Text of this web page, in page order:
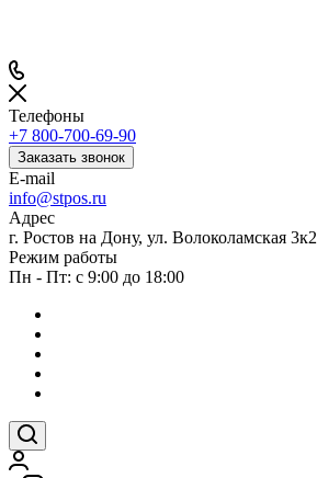
Телефоны
+7 800-700-69-90
Заказать звонок
E-mail
info@stpos.ru
Адрес
г. Ростов на Дону, ул. Волоколамская 3к2
Режим работы
Пн - Пт: с 9:00 до 18:00